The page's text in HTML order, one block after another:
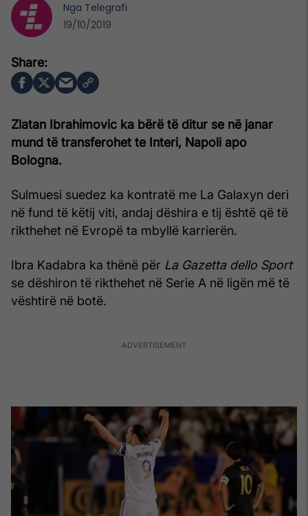
Zlatan Ibrahimovic ka bërë të ditur se në janar
mund të transferohet te Interi, Napoli apo
Bologna.
Sulmuesi suedez ka kontratë me La Galaxyn deri
në fund të këtij viti, andaj dëshira e tij është që të
rikthehet në Evropë ta mbyllë karrierën.
Ibra Kadabra ka thënë për La Gazetta dello Sport
se dëshiron të rikthehet në Serie A në ligën më të
vështirë në botë.
Nga Telegrafi
19/10/2019